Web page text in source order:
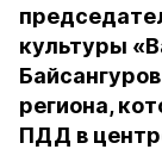
культуры
региона,
ПДД в